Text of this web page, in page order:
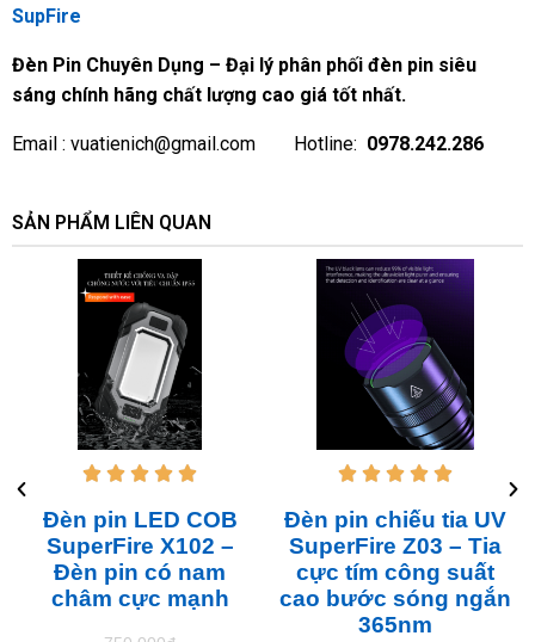
SupFire
Đèn Pin Chuyên Dụng – Đại lý phân phối đèn pin siêu
sáng chính hãng chất lượng cao giá tốt nhất.
Email : vuatienich@gmail.com Hotline: 0978.242.286
SẢN PHẨM LIÊN QUAN
    
Đèn pin LED COB
SuperFire X102 –
Đèn pin có nam
châm cực mạnh
    
Đèn pin chiếu tia UV
SuperFire Z03 – Tia
cực tím công suất
cao bước sóng ngắn
365nm